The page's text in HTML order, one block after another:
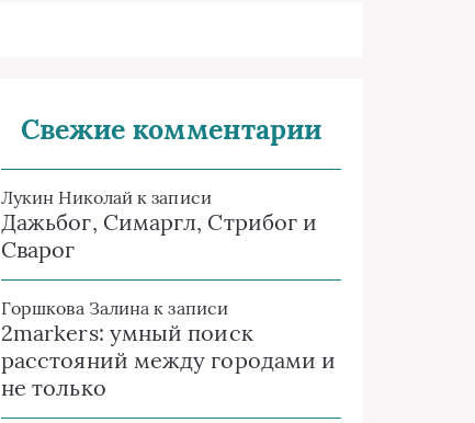
Свежие комментарии
Лукин Николай к записи
Дажьбог, Симаргл, Стрибог и
Сварог
Горшкова Залина к записи
2markers: умный поиск
расстояний между городами и
не только